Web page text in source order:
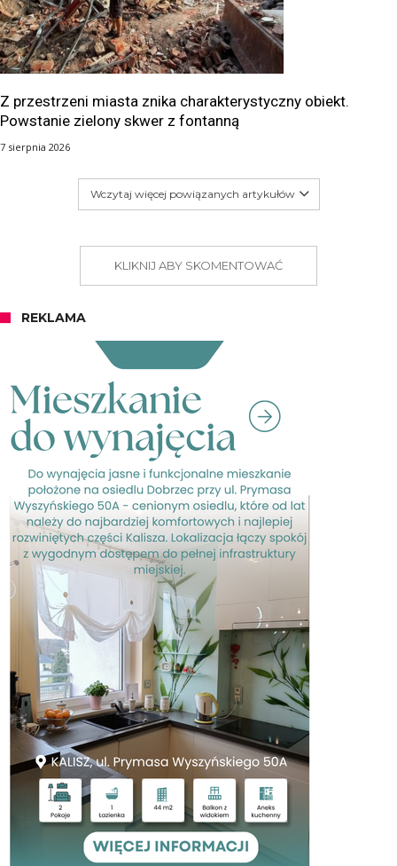
Z przestrzeni miasta znika charakterystyczny obiekt.
Powstanie zielony skwer z fontanną
7 sierpnia 2026
Wczytaj więcej powiązanych artykułów
KLIKNIJ ABY SKOMENTOWAĆ
REKLAMA